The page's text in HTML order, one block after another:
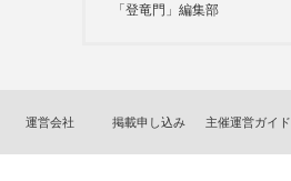
「登竜門」編集部
運営会社 掲載申し込み 主催運営ガイド